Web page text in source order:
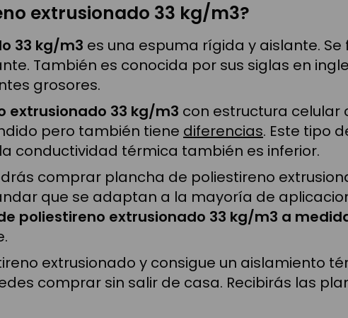
extrusionado 33 kg/m3?
33 kg/m3 es una espuma rígida y aislante.
También es conocida por sus siglas en
grosores.
extrusionado 33 kg/m3 con estructura celular
pero también tiene diferencias. Este tipo
conductividad térmica también es inferior.
comprar plancha de poliestireno
que se adaptan a la mayoría de
poliestireno extrusionado 33 kg/m3 a
extrusionado y consigue un aislamiento
comprar sin salir de casa. Recibirás las